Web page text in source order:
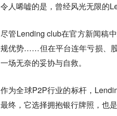
令人唏嘘的是，曾经风光无限的
尽管Lending club在官方新闻稿
规优势……但在平台连年亏损、
一场无奈的妥协与自救。
作为全球P2P行业的标杆，
最终，它选择拥抱银行牌照，也